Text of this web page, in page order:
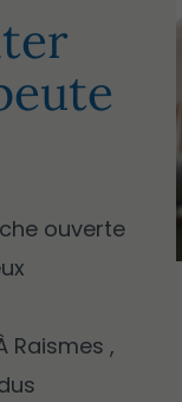
ouverte
Raismes ,